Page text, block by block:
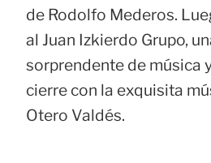
de Rodolfo Mederos.
al Juan Izkierdo Grupo,
sorprendente de música
cierre con la exquisita
Otero Valdés.